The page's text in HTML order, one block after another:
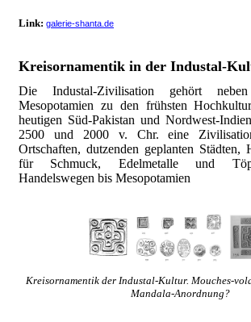
Link: galerie-shanta.de
Kreisornamentik in der Industal-
Die Industal-Zivilisation gehört
Mesopotamien zu den frühsten
heutigen Süd-Pakistan und Nordwest-
2500 und 2000 v. Chr. eine
Ortschaften, dutzenden geplanten Städten,
für Schmuck, Edelmetalle und
Handelswegen bis Mesopotamien
Kreisornamentik der Industal-Kultur. Mouches-
Mandala-Anordnung?